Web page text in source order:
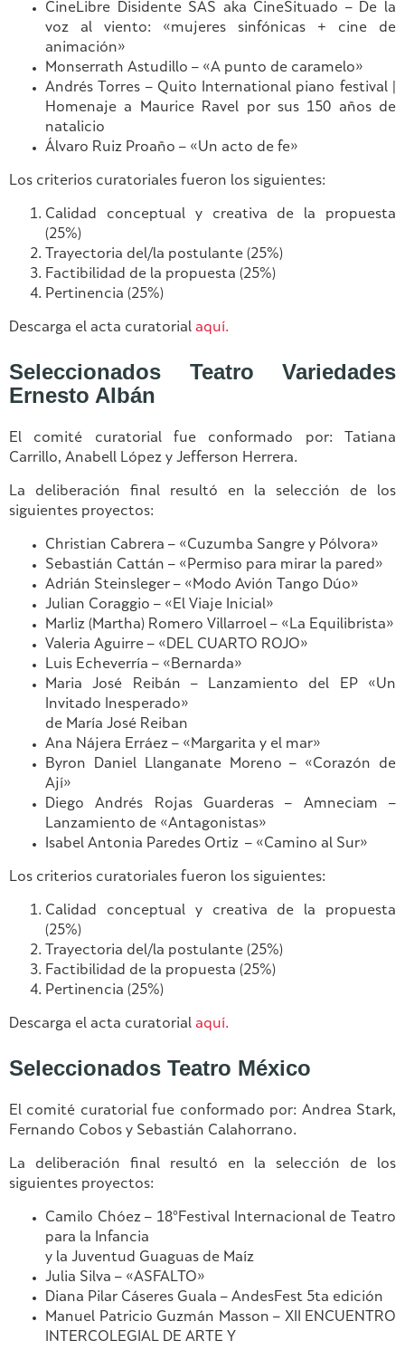
CineLibre Disidente SAS aka CineSituado – De la
voz al viento: «mujeres sinfónicas + cine de
animación»
Monserrath Astudillo – «A punto de caramelo»
Andrés Torres – Quito International piano festival |
Homenaje a Maurice Ravel por sus 150 años de
natalicio
Álvaro Ruiz Proaño – «Un acto de fe»
Los criterios curatoriales fueron los siguientes:
Calidad conceptual y creativa de la propuesta
(25%)
Trayectoria del/la postulante (25%)
Factibilidad de la propuesta (25%)
Pertinencia (25%)
Descarga el acta curatorial aquí.
Seleccionados Teatro Variedades
Ernesto Albán
El comité curatorial fue conformado por: Tatiana
Carrillo, Anabell López y Jefferson Herrera.
La deliberación final resultó en la selección de los
siguientes proyectos:
Christian Cabrera – «Cuzumba Sangre y Pólvora»
Sebastián Cattán – «Permiso para mirar la pared»
Adrián Steinsleger – «Modo Avión Tango Dúo»
Julian Coraggio – «El Viaje Inicial»
Marliz (Martha) Romero Villarroel – «La Equilibrista»
Valeria Aguirre – «DEL CUARTO ROJO»
Luis Echeverría – «Bernarda»
Maria José Reibán – Lanzamiento del EP «Un
Invitado Inesperado»
de María José Reiban
Ana Nájera Erráez – «Margarita y el mar»
Byron Daniel Llanganate Moreno – «Corazón de
Ají»
Diego Andrés Rojas Guarderas – Amneciam –
Lanzamiento de «Antagonistas»
Isabel Antonia Paredes Ortiz – «Camino al Sur»
Los criterios curatoriales fueron los siguientes:
Calidad conceptual y creativa de la propuesta
(25%)
Trayectoria del/la postulante (25%)
Factibilidad de la propuesta (25%)
Pertinencia (25%)
Descarga el acta curatorial aquí.
Seleccionados Teatro México
El comité curatorial fue conformado por: Andrea Stark,
Fernando Cobos y Sebastián Calahorrano.
La deliberación final resultó en la selección de los
siguientes proyectos:
Camilo Chóez – 18°Festival Internacional de Teatro
para la Infancia
y la Juventud Guaguas de Maíz
Julia Silva – «ASFALTO»
Diana Pilar Cáseres Guala – AndesFest 5ta edición
Manuel Patricio Guzmán Masson – XII ENCUENTRO
INTERCOLEGIAL DE ARTE Y